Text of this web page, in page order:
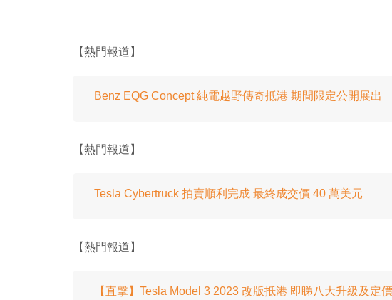
【熱門報道】
Benz EQG Concept 純電越野傳奇抵港 期間限定公開展出
【熱門報道】
Tesla Cybertruck 拍賣順利完成 最終成交價 40 萬美元
【熱門報道】
【直擊】Tesla Model 3 2023 改版抵港 即睇八大升級及定價